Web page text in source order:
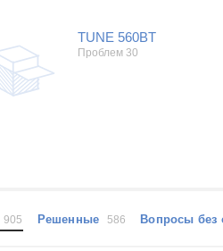
TUNE 560BT
Проблем 30
905 Решенные 586 Вопросы без